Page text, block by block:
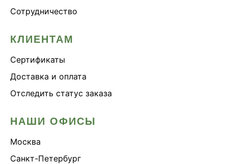
Сотрудничество
КЛИЕНТАМ
Сертификаты
Доставка и оплата
Отследить статус заказа
НАШИ ОФИСЫ
Москва
Санкт-Петербург